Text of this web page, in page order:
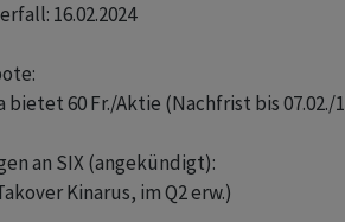
16.02.2024
bietet 60 Fr./Aktie (Nachfrist bis 07.02./
an SIX (angekündigt):
Kinarus, im Q2 erw.)